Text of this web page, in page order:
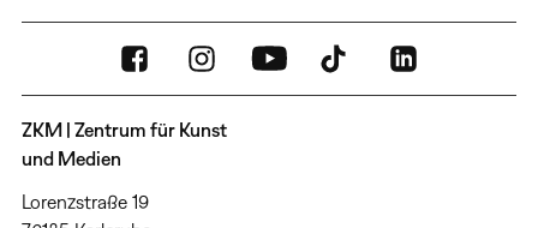
ZKM | Zentrum für Kunst
und Medien
Lorenzstraße 19